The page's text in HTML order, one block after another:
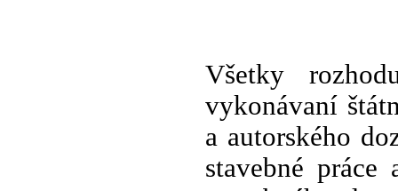
Všetky
vykonávaní
a autorského
stavebné práce